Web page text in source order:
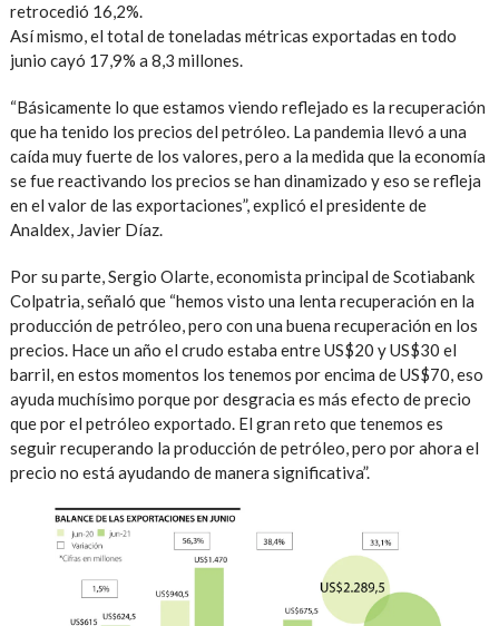
retrocedió 16,2%.
Así mismo, el total de toneladas métricas exportadas en todo
junio cayó 17,9% a 8,3 millones.
“Básicamente lo que estamos viendo reflejado es la recuperación
que ha tenido los precios del petróleo. La pandemia llevó a una
caída muy fuerte de los valores, pero a la medida que la economía
se fue reactivando los precios se han dinamizado y eso se refleja
en el valor de las exportaciones”, explicó el presidente de
Analdex, Javier Díaz.
Por su parte, Sergio Olarte, economista principal de Scotiabank
Colpatria, señaló que “hemos visto una lenta recuperación en la
producción de petróleo, pero con una buena recuperación en los
precios. Hace un año el crudo estaba entre US$20 y US$30 el
barril, en estos momentos los tenemos por encima de US$70, eso
ayuda muchísimo porque por desgracia es más efecto de precio
que por el petróleo exportado. El gran reto que tenemos es
seguir recuperando la producción de petróleo, pero por ahora el
precio no está ayudando de manera significativa”.